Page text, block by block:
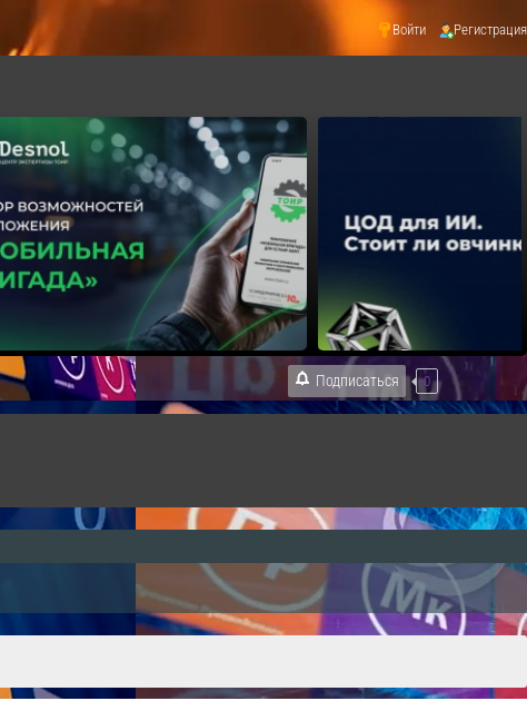
Войти Регистрация
Подписаться 0